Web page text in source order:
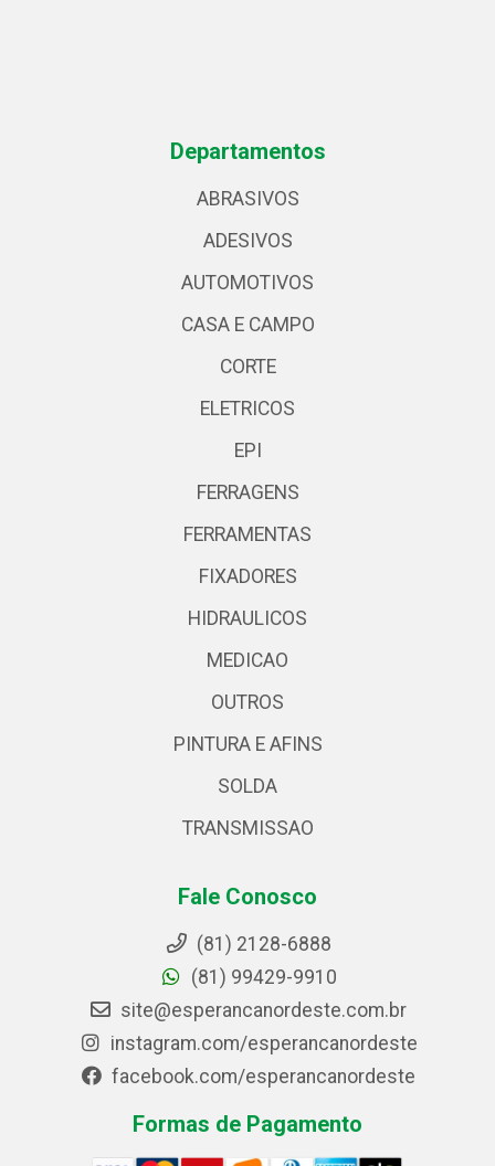
Departamentos
ABRASIVOS
ADESIVOS
AUTOMOTIVOS
CASA E CAMPO
CORTE
ELETRICOS
EPI
FERRAGENS
FERRAMENTAS
FIXADORES
HIDRAULICOS
MEDICAO
OUTROS
PINTURA E AFINS
SOLDA
TRANSMISSAO
Fale Conosco
(81) 2128-6888
(81) 99429-9910
site@esperancanordeste.com.br
instagram.com/esperancanordeste
facebook.com/esperancanordeste
Formas de Pagamento